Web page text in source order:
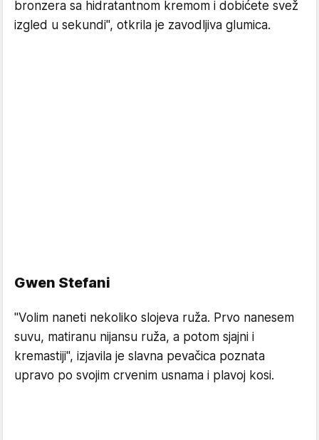
bronzera sa hidratantnom kremom i dobićete svež
izgled u sekundi", otkrila je zavodljiva glumica.
Gwen Stefani
"Volim naneti nekoliko slojeva ruža. Prvo nanesem
suvu, matiranu nijansu ruža, a potom sjajni i
kremastiji", izjavila je slavna pevačica poznata
upravo po svojim crvenim usnama i plavoj kosi.